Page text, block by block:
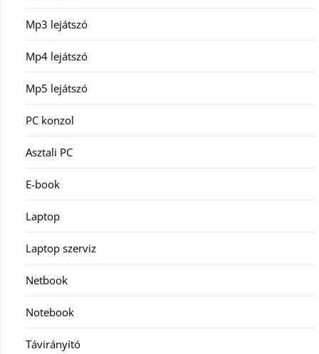
Mp3 lejátszó
Mp4 lejátszó
Mp5 lejátszó
PC konzol
Asztali PC
E-book
Laptop
Laptop szerviz
Netbook
Notebook
Távirányító